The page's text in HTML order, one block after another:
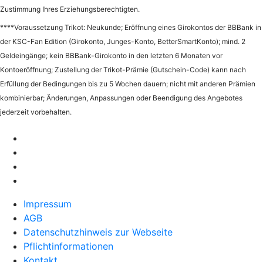
Zustimmung Ihres Erziehungsberechtigten.
****Voraussetzung Trikot: Neukunde; Eröffnung eines Girokontos der BBBank in
der KSC-Fan Edition (Girokonto, Junges-Konto, BetterSmartKonto); mind. 2
Geldeingänge; kein BBBank-Girokonto in den letzten 6 Monaten vor
Kontoeröffnung; Zustellung der Trikot-Prämie (Gutschein-Code) kann nach
Erfüllung der Bedingungen bis zu 5 Wochen dauern; nicht mit anderen Prämien
kombinierbar; Änderungen, Anpassungen oder Beendigung des Angebotes
jederzeit vorbehalten.
Impressum
AGB
Datenschutzhinweis zur Webseite
Pflichtinformationen